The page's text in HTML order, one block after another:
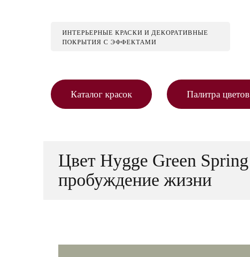
ИНТЕРЬЕРНЫЕ КРАСКИ И ДЕКОРАТИВНЫЕ
ПОКРЫТИЯ С ЭФФЕКТАМИ
Каталог красок Палитра цветов
Цвет Hygge Green
пробуждение жизни